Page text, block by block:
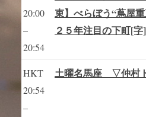
20:00
–
20:54
束】べらぼう“蔦屋
２５年注目の下町[字]
HKT
20:54
–
土曜名馬座 ▽仲村